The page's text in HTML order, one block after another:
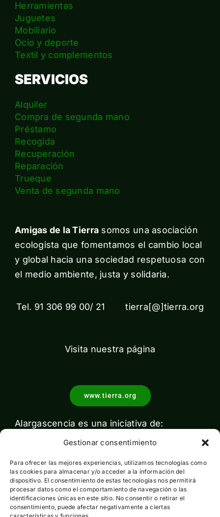
Gestionar consentimiento
Para ofrecer las mejores experiencias, utilizamos tecnologías como
las cookies para almacenar y/o acceder a la información del
dispositivo. El consentimiento de estas tecnologías nos permitirá
procesar datos como el comportamiento de navegación o las
identificaciones únicas en este sitio. No consentir o retirar el
consentimiento, puede afectar negativamente a ciertas
Herramientas
Juguetes
Mobiliario
Ocio y deporte
Textil y complementos
SERVICIOS
Alquiler
Compra de segunda mano
Préstamo
Recogida
Recuperación
Reparación
Trueque
Venta de segunda mano
Amigas de la Tierra somos una asociación
ecologista que fomentamos el cambio local
y global hacia una sociedad respetuosa con
el medio ambiente, justa y solidaria.
Tel. 91 306 99 00/ 21 tierra[@]tierra.org
Visita nuestra página
www.tierra.org
Alargascencia es una iniciativa de:
Con el apoyo de: